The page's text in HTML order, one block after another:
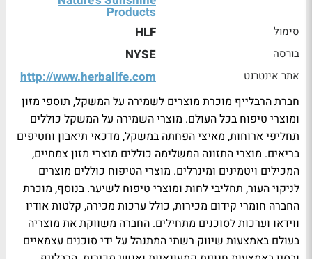
Products
סימול HLF
בורסה NYSE
אתר אינטרנט http://www.herbalife.com
חברת הרבלייף מוכרת מוצרים לשמירה על המשקל, תוספי מזון
ומוצרי טיפוח בכל העולם. מוצרי השמירה על המשקל כוללים
תחליפי ארוחות, מאיצי הפחתה במשקל, מדכאי תיאבון וחטיפים
בריאים. מוצרי התזונה המשלימה כוללים מוצרי מזון צמחיים,
המכילים ויטמינים ומינרלים. מוצרי הטיפוח כוללים מוצרים
לניקוי העור, תחליבי לחות ומוצרי טיפוח לשיער. בנוסף, מוכרת
החברה חומרי קידום מכירות, כולל ערכות מכירה, קלטות אודיו
ווידאו וערכות לסוכנים מתחילים. החברה משווקת את מוצריה
בעולם באמצעות שיווק רשתי המתנהל על ידי סוכנים עצמאיים